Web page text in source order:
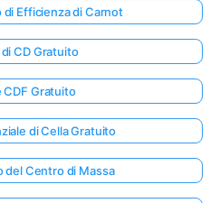
Efficienza di Carnot
CD Gratuito
CDF Gratuito
di Cella Gratuito
del Centro di Massa